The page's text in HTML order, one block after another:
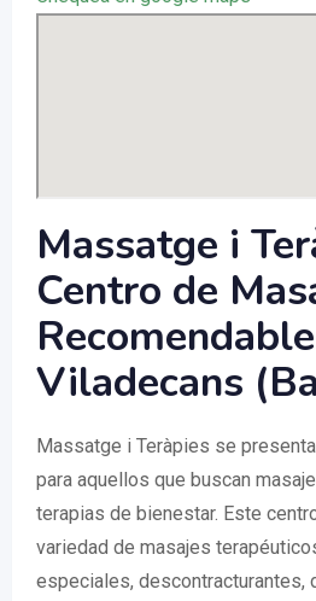
Massatge i
Centro de
Viladecans
Massatge i Teràpies se
para aquellos que buscan
terapias de bienestar. Este
variedad de masajes
especiales, descontracturantes,